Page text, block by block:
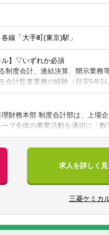
線「大手町(東京)駅」
ル】▽いずれか必須
制度会計、連結決算、開示業務
会計監査業務の経験（目安5年以
関係者と、メールや会話等を通
ル】
連結決算・開示業務経験
決算短信等の作成経験
運用経験
ロジェクトへの参画経験
組織再編等に伴う会計論点の検
財務本部 制度会計部は、上場
ープ全体の事業活動を適切に「
す。
プ・三菱ケミカルの制度会計
わっていただきます。
求人を詳しく見
三菱ケミカ